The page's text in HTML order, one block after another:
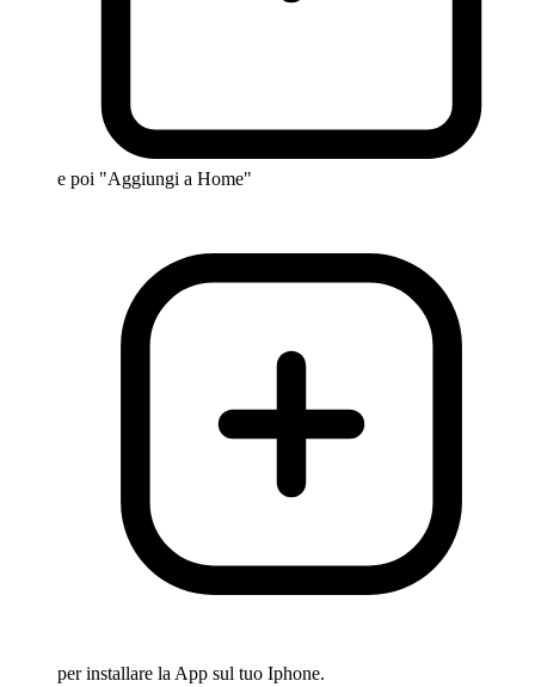
e poi "Aggiungi a Home"
per installare la App sul tuo Iphone.